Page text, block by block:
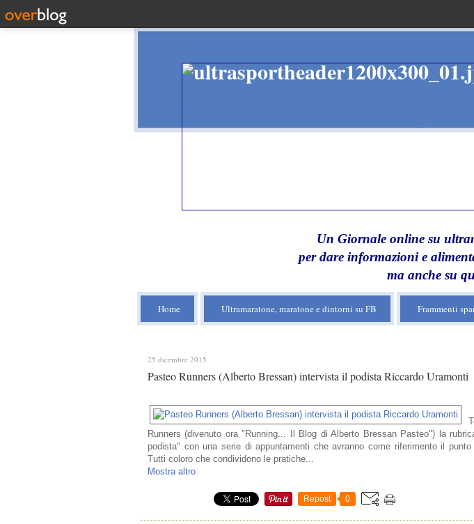
Un Giornale online su
per dare informazioni e
ma anche su
Home Ultramaratone, maratone e dintorni su FB Frammenti
25 dicembre 2015
Pasteo Runners (Alberto Bressan) intervista il podista Riccardo Uramonti
Runners (divenuto ora "Running... Il Blog di Alberto Bressan Pasteo") la
podista" con una serie di appuntamenti che avranno come riferimento il
Tutti coloro che condividono le pratiche...
Mostra altro
Repost 0